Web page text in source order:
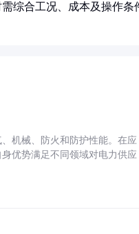
综合工况、成本及操作条
机械、防火和防护性能。在应
优势满足不同领域对电力供应